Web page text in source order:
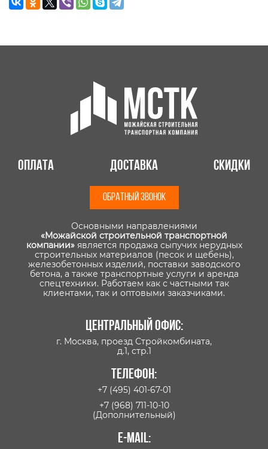
Оплата Доставка Скидки
ОБРАТНЫЙ ЗВОНОК
Основными направлениями
«Можайской строительной транспортной
компании»является продажа сыпучих нерудных
строительных материалов (песок и щебень),
железобетонных изделий, поставки заводского
бетона, а также транспортные услуги и аренда
спецтехники. Работаем как с частными так
клиентами, так и оптовыми заказчиками.
Центральный офис:
г. Москва, проезд Стройкомбината,
д.1, стр.1
Телефон:
+7 (495) 401-67-01
+7 (968) 711-10-10
(Дополнительный)
E-mail: